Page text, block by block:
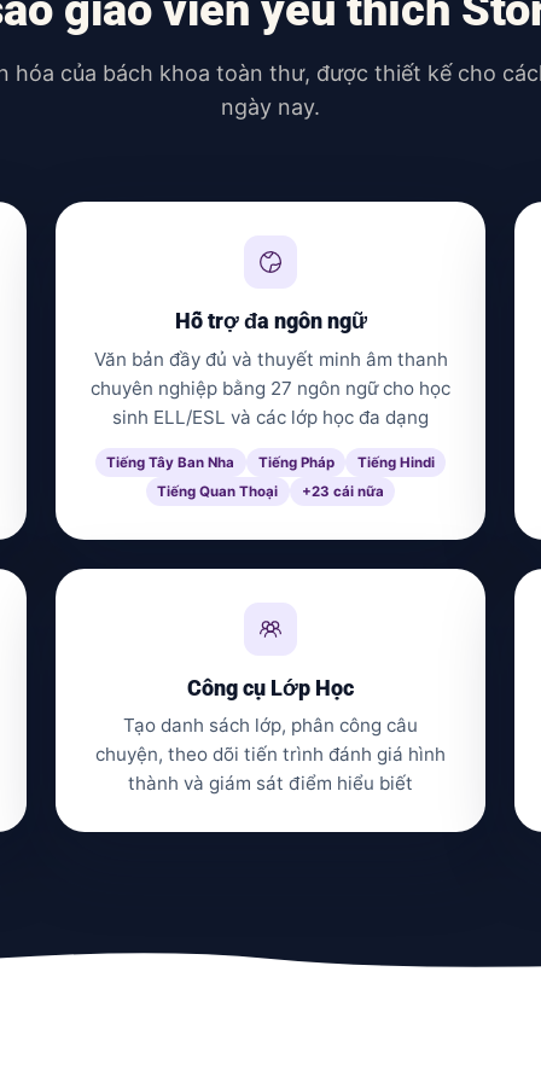
hóa của bách khoa toàn thư, được thiết kế cho
ngày nay.
Hỗ trợ đa ngôn ngữ
Văn bản đầy đủ và thuyết minh âm thanh
chuyên nghiệp bằng 27 ngôn ngữ cho học
sinh ELL/ESL và các lớp học đa dạng
Tiếng Tây Ban Nha Tiếng Pháp
Tiếng Hindi
Tiếng Quan Thoại
+23 cái nữa
Công cụ Lớp Học
Tạo danh sách lớp, phân công câu
chuyện, theo dõi tiến trình đánh giá hình
thành và giám sát điểm hiểu biết